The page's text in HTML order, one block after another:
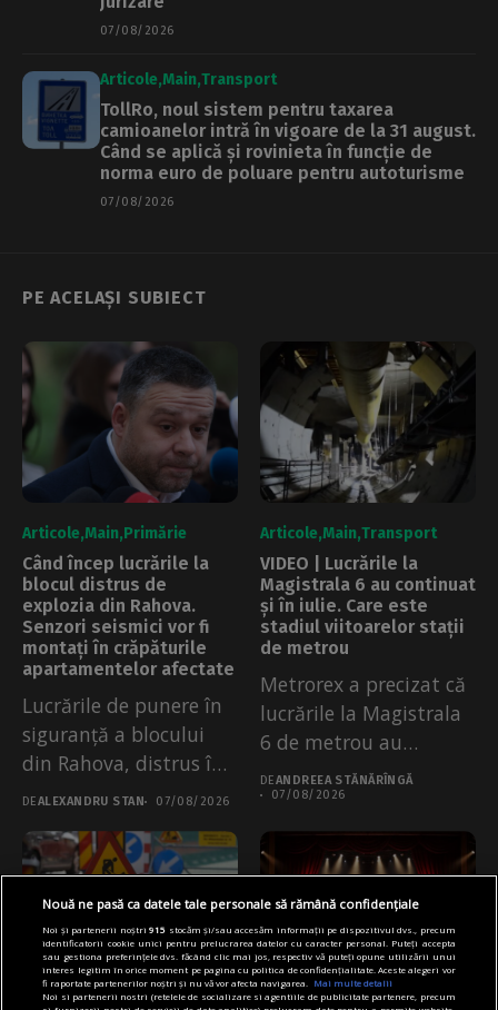
07/08/2026
Articole Main Transport
TollRo, noul sistem pentru taxarea
camioanelor intră în vigoare de la 31 august.
Când se aplică și rovinieta în funcție de
norma euro de poluare pentru autoturisme
07/08/2026
PE ACELAȘI SUBIECT
Articole Main Primărie
Când încep lucrările la
blocul distrus de
explozia din Rahova.
Senzori seismici vor fi
montați în crăpăturile
apartamentelor afectate
Lucrările de punere în
siguranță a blocului
din Rahova, distrus în
urma...
DEALEXANDRU STAN 07/08/2026
Articole Main Transport
VIDEO | Lucrările la
Magistrala 6 au continuat
și în iulie. Care este
stadiul viitoarelor stații
de metrou
Metrorex a precizat că
lucrările la Magistrala
6 de metrou au
continuat...
DEANDREEA STĂNĂRÎNGĂ
07/08/2026
Nouă ne pasă ca datele tale personale să rămână confidențiale
Noi și partenerii noștri915 stocăm și/sau accesăm informații pe dispozitivul dvs., precum
identificatorii cookie unici pentru prelucrarea datelor cu caracter personal. Puteți accepta
sau gestiona preferințele dvs. făcând clic mai jos, respectiv vă puteți opune utilizării unui
interes legitim în orice moment pe pagina cu politica de confidențialitate. Aceste alegeri vor
fi raportate partenerilor noștri și nu vă vor afecta navigarea.
Mai multe detalii
Noi si partenerii nostri (retelele de socializare si agentiile de publicitate partenere, precum